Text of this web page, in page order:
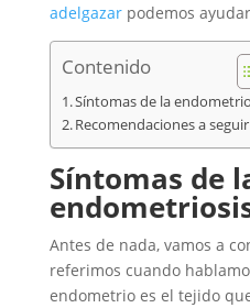
adelgazarpodemos
Contenido
Síntomas de la
Recomendaciones a seguir
Síntomas de
Antes de nada, vamos a
referimos cuando
endometrio es el tejido